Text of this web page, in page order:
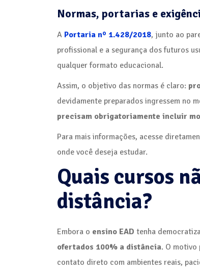
Normas, portarias e
A Portaria nº 1.428/2018, junto ao
profissional e a segurança dos futuros
qualquer formato educacional.
Assim, o objetivo das normas é claro:
devidamente preparados ingressem no
precisam obrigatoriamente incluir
Para mais informações, acesse
onde você deseja estudar.
Quais cursos
distância?
Embora o ensino EAD tenha
ofertados 100% a distância. O motivo
contato direto com ambientes reais,